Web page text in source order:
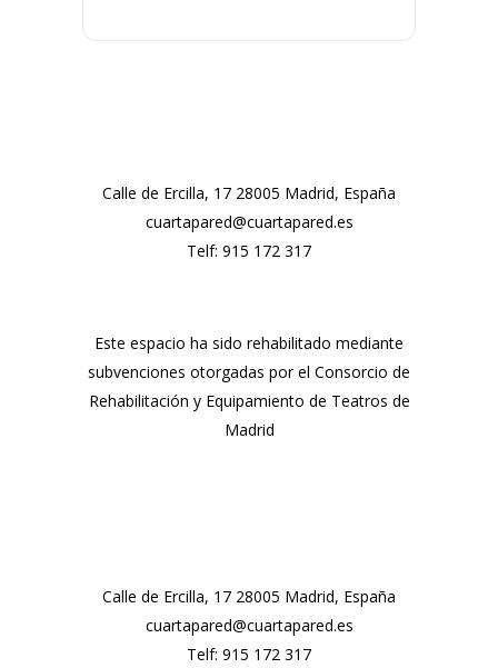
Calle de Ercilla, 17 28005 Madrid, España
cuartapared@cuartapared.es
Telf: 915 172 317
Este espacio ha sido rehabilitado mediante
subvenciones otorgadas por el Consorcio de
Rehabilitación y Equipamiento de Teatros de
Madrid
Calle de Ercilla, 17 28005 Madrid, España
cuartapared@cuartapared.es
Telf: 915 172 317